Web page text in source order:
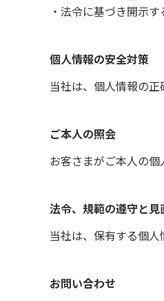
・法令に基づき開示
個人情報の安全対策
当社は、個人情報の正
ご本人の照会
お客さまがご本人の
法令、規範の遵守と見
当社は、保有する個
お問い合わせ